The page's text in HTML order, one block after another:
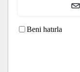
Beni hatırla